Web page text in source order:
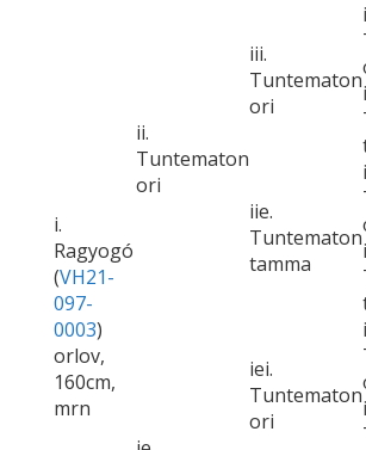
i.
Ragyogó
(VH21-
097-
0003)
orlov,
160cm,
mrn
ii.
Tuntematon
ori
iii.
Tuntematon
ori
iie.
Tuntematon
tamma
iei.
Tuntematon
ori